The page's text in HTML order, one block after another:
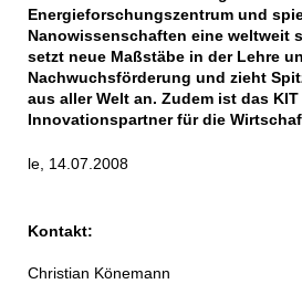
Energieforschungszentrum und
Nanowissenschaften eine weltweit
setzt neue Maßstäbe in der Lehre
Nachwuchsförderung und zieht
aus aller Welt an. Zudem ist das
Innovationspartner für die
le, 14.07.2008
Kontakt:
Christian Könemann